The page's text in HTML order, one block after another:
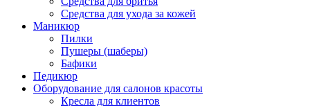
Средства для ухода за кожей
Маникюр
Пилки
Пушеры (шаберы)
Бафики
Педикюр
Оборудование для салонов красоты
Кресла для клиентов